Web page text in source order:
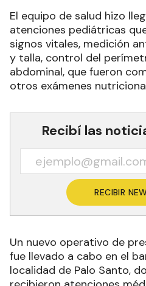
El equipo de salud hizo
atenciones pediátricas
signos vitales, medición
y talla, control del
abdominal, que fueron
otros exámenes
Recibí las
RECIBIR
Un nuevo operativo de
fue llevado a cabo en el
localidad de Palo Santo,